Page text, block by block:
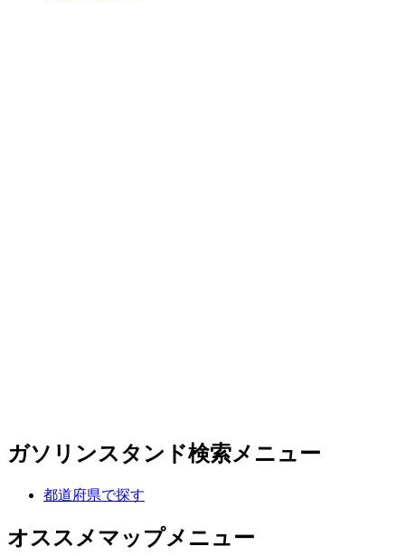
ガソリンスタンド検索メニュー
都道府県で探す
オススメマップメニュー